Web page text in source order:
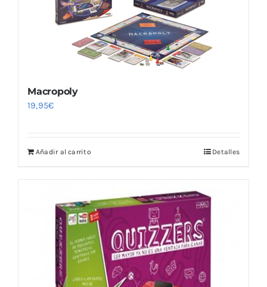
Macropoly
19,95€
Añadir al carrito Detalles